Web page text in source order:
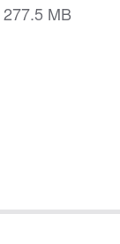
277.5 MB